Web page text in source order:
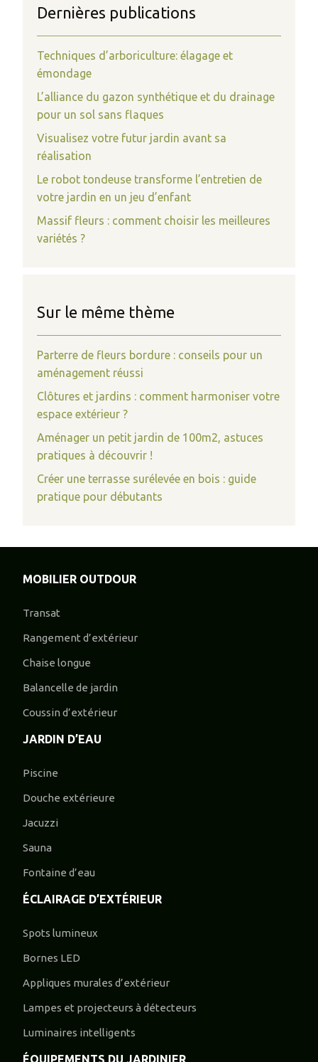
Dernières publications
Techniques d’arboriculture: élagage et
émondage
L’alliance du gazon synthétique et du drainage
pour un sol sans flaques
Visualisez votre futur jardin avant sa
réalisation
Le robot tondeuse transforme l’entretien de
votre jardin en un jeu d’enfant
Massif fleurs : comment choisir les meilleures
variétés ?
Sur le même thème
Parterre de fleurs bordure : conseils pour un
aménagement réussi
Clôtures et jardins : comment harmoniser votre
espace extérieur ?
Aménager un petit jardin de 100m2, astuces
pratiques à découvrir !
Créer une terrasse surélevée en bois : guide
pratique pour débutants
MOBILIER OUTDOUR
Transat
Rangement d’extérieur
Chaise longue
Balancelle de jardin
Coussin d’extérieur
JARDIN D’EAU
Piscine
Douche extérieure
Jacuzzi
Sauna
Fontaine d’eau
ÉCLAIRAGE D’EXTÉRIEUR
Spots lumineux
Bornes LED
Appliques murales d’extérieur
Lampes et projecteurs à détecteurs
Luminaires intelligents
ÉQUIPEMENTS DU JARDINIER